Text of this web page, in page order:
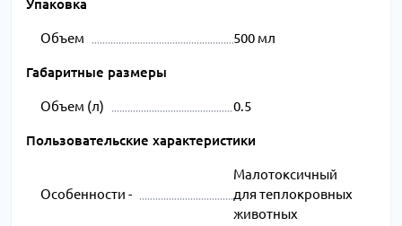
Упаковка
Объем 500 мл
Габаритные размеры
Объем (л) 0.5
Пользовательские характеристики
Особенности -
Малотоксичный
для теплокровных
животных